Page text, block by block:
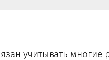
учитывать многие